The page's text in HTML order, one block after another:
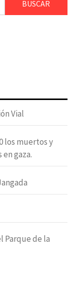
Vial
los muertos y
gaza.
Parque de la